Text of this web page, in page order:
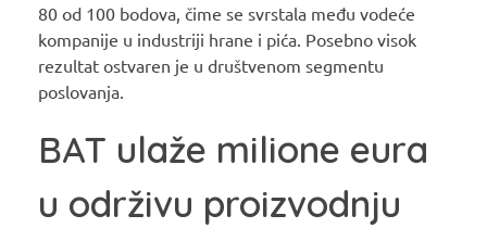
80 od 100 bodova, čime se svrstala među vodeće
kompanije u industriji hrane i pića. Posebno visok
rezultat ostvaren je u društvenom segmentu
poslovanja.
BAT ulaže milione eura
u održivu proizvodnju